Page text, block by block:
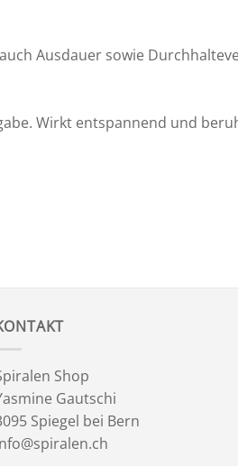
Ausdauer sowie
Wirkt entspannend und
Shop
Gautschi
Spiegel bei Bern